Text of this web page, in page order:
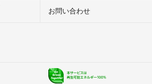
お問い合わせ